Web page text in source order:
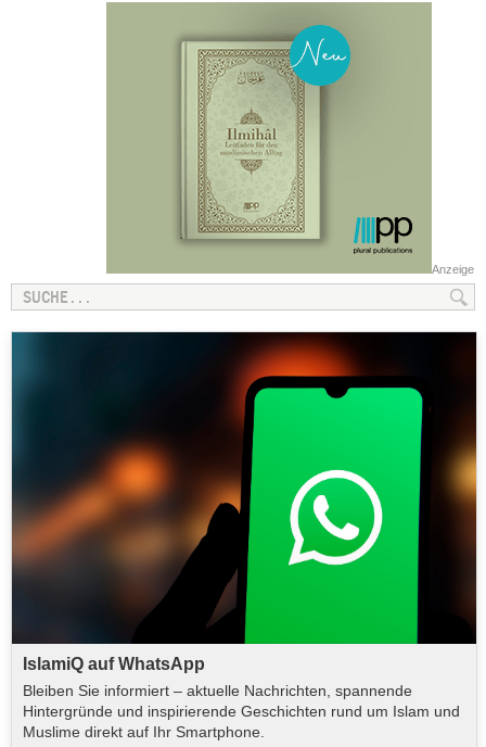
Anzeige
IslamiQ auf WhatsApp
Bleiben Sie informiert – aktuelle Nachrichten, spannende
Hintergründe und inspirierende Geschichten rund um Islam und
Muslime direkt auf Ihr Smartphone.